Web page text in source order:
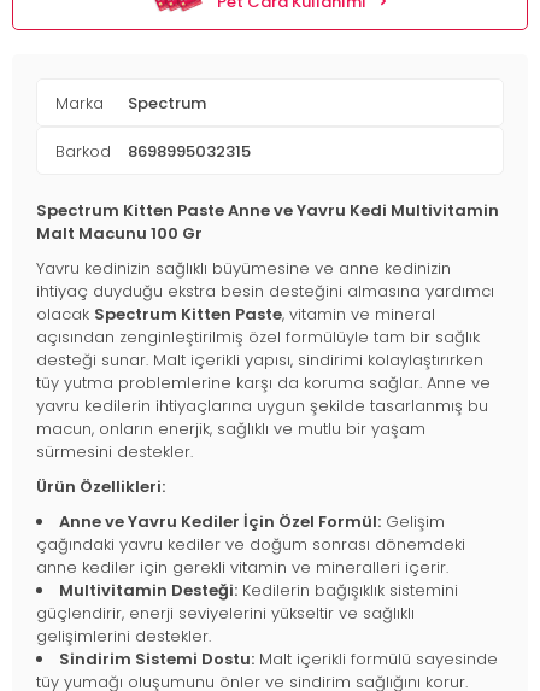
Marka Spectrum
Barkod 8698995032315
Spectrum Kitten Paste Anne ve Yavru Kedi Multivitamin
Malt Macunu 100 Gr
Yavru kedinizin sağlıklı büyümesine ve anne kedinizin
ihtiyaç duyduğu ekstra besin desteğini almasına yardımcı
olacak Spectrum Kitten Paste, vitamin ve mineral
açısından zenginleştirilmiş özel formülüyle tam bir sağlık
desteği sunar. Malt içerikli yapısı, sindirimi kolaylaştırırken
tüy yutma problemlerine karşı da koruma sağlar. Anne ve
yavru kedilerin ihtiyaçlarına uygun şekilde tasarlanmış bu
macun, onların enerjik, sağlıklı ve mutlu bir yaşam
sürmesini destekler.
Ürün Özellikleri:
Anne ve Yavru Kediler İçin Özel Formül: Gelişim
çağındaki yavru kediler ve doğum sonrası dönemdeki
anne kediler için gerekli vitamin ve mineralleri içerir.
Multivitamin Desteği: Kedilerin bağışıklık sistemini
güçlendirir, enerji seviyelerini yükseltir ve sağlıklı
gelişimlerini destekler.
Sindirim Sistemi Dostu: Malt içerikli formülü sayesinde
tüy yumağı oluşumunu önler ve sindirim sağlığını korur.